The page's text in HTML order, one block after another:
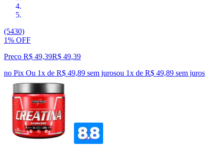
(5430)
1% OFF
Preço R$ 49,39R$ 49,39
no Pix Ou 1x de R$ 49,89 sem jurosou 1x de R$ 49,89 sem juros